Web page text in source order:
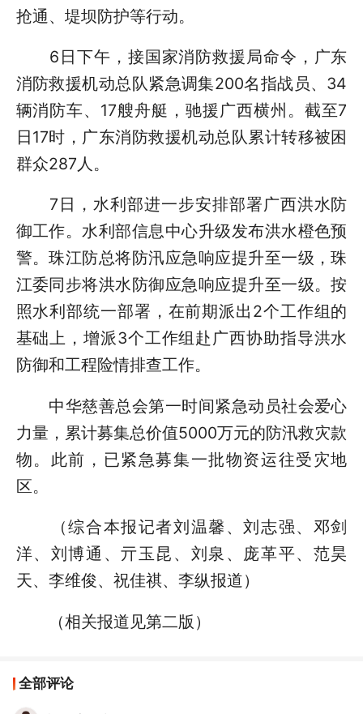
抢通、堤坝防护等行动。
6日下午，接国家消防救援局命令，广东
消防救援机动总队紧急调集200名指战员、34
辆消防车、17艘舟艇，驰援广西横州。截至7
日17时，广东消防救援机动总队累计转移被困
群众287人。
7日，水利部进一步安排部署广西洪水防
御工作。水利部信息中心升级发布洪水橙色预
警。珠江防总将防汛应急响应提升至一级，珠
江委同步将洪水防御应急响应提升至一级。按
照水利部统一部署，在前期派出2个工作组的
基础上，增派3个工作组赴广西协助指导洪水
防御和工程险情排查工作。
中华慈善总会第一时间紧急动员社会爱心
力量，累计募集总价值5000万元的防汛救灾款
物。此前，已紧急募集一批物资运往受灾地
区。
（综合本报记者刘温馨、刘志强、邓剑
洋、刘博通、亓玉昆、刘泉、庞革平、范昊
天、李维俊、祝佳祺、李纵报道）
（相关报道见第二版）
全部评论